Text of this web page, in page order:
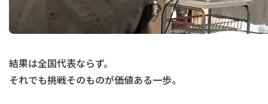
結果は全国代表ならず。
それでも――挑戦そのものが価値ある一歩。